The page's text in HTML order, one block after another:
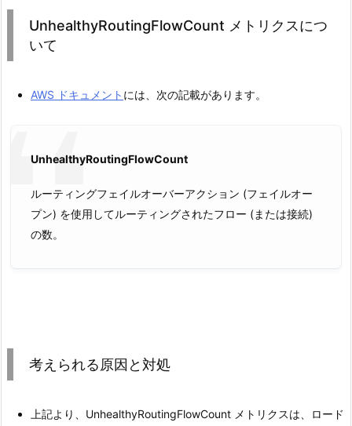
UnhealthyRoutingFlowCount メトリクスにつ
いて
AWS ドキュメント には、次の記載があります。
UnhealthyRoutingFlowCount
ルーティングフェイルオーバーアクション (フェイルオー
プン) を使用してルーティングされたフロー (または接続)
の数。
考えられる原因と対処
上記より、UnhealthyRoutingFlowCount メトリクスは、ロード